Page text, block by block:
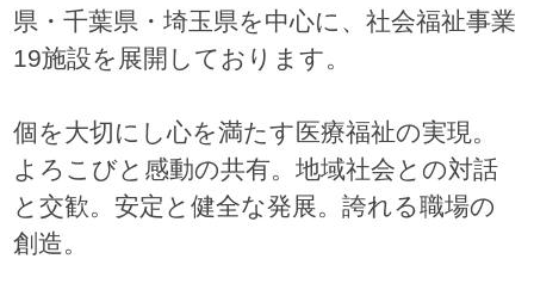
県・千葉県・埼玉県を中心に、社会福祉事業
19施設を展開しております。
個を大切にし心を満たす医療福祉の実現。
よろこびと感動の共有。地域社会との対話
と交歓。安定と健全な発展。誇れる職場の
創造。